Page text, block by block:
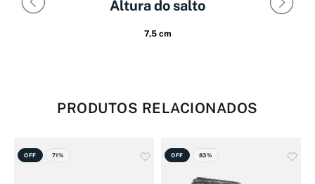
Altura do salto
7,5 cm
PRODUTOS RELACIONADOS
OFF 71% OFF 83%